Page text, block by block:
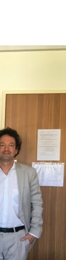
locale
–